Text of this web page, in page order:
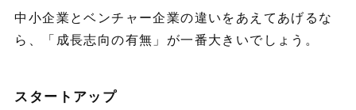
中小企業とベンチャー企業の違いをあえてあげるな
ら、「成長志向の有無」が一番大きいでしょう。
スタートアップ